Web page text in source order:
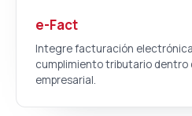
e-Fact
Integre facturación
cumplimiento tributario dentro
empresarial.